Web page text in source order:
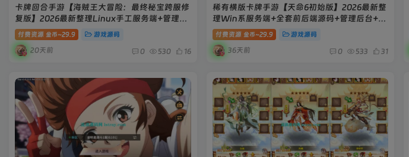
卡牌回合手游【海贼王大冒险：最终秘宝跨服修
复版】2026最新整理Linux手工服务端+管理后
台+CDK授权后台+双端+教程
付费资源 金币~29.9 游戏源码
20天前 0 530 16
稀有横版卡牌手游【天命6初始版】2026最新整
理Win系服务端+全套前后端源码+管理后台+安
卓+详细搭建教程
付费资源 金币~29.9 游戏源码
36天前 0 533 31